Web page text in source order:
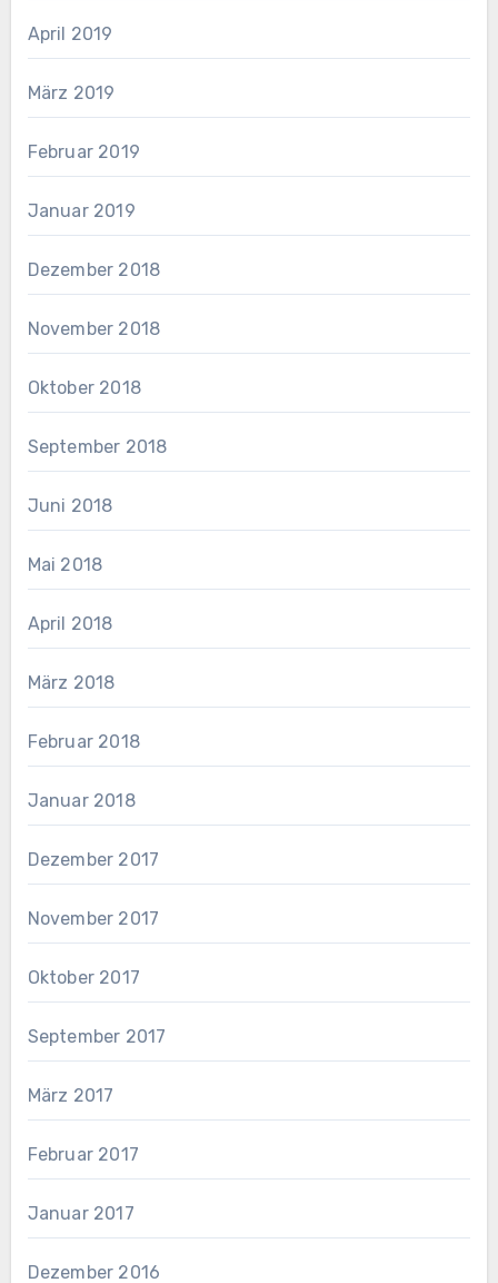
April 2019
März 2019
Februar 2019
Januar 2019
Dezember 2018
November 2018
Oktober 2018
September 2018
Juni 2018
Mai 2018
April 2018
März 2018
Februar 2018
Januar 2018
Dezember 2017
November 2017
Oktober 2017
September 2017
März 2017
Februar 2017
Januar 2017
Dezember 2016